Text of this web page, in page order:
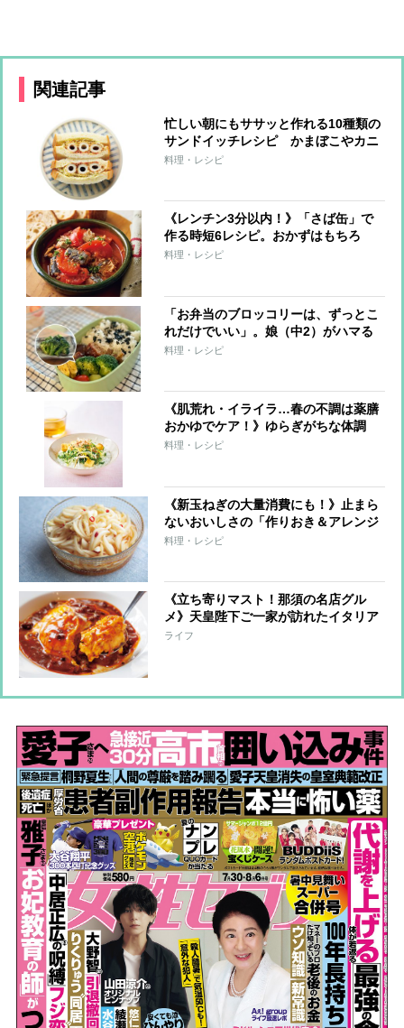
関連記事
忙しい朝にもササッと作れる10種類の
サンドイッチレシピ かまぼこやカニ
カマなど練り物やのりが旨みをプラス
料理・レシピ
《レンチン3分以内！》「さば缶」で
作る時短6レシピ。おかずはもちろ
ん、サンドもごはん系もおまかせ！
料理・レシピ
「お弁当のブロッコリーは、ずっとこ
れだけでいい」。娘（中2）がハマる
一品は、簡単すぎ＆飽きない味【ごま
料理・レシピ
《肌荒れ・イライラ…春の不調は薬膳
おかゆでケア！》ゆらぎがちな体調
を、身近な食材で整える6つのレシピ
料理・レシピ
《新玉ねぎの大量消費にも！》止まら
ないおいしさの「作りおき＆アレンジ
レシピ」。かけて、和えて、大活躍！
料理・レシピ
《立ち寄りマスト！那須の名店グル
メ》天皇陛下ご一家が訪れたイタリア
ンや、こだわりのパン屋にときめいて
ライフ